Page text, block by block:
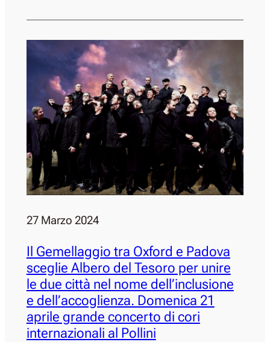
27 Marzo 2024
Il Gemellaggio tra Oxford e Padova
sceglie Albero del Tesoro per unire
le due città nel nome dell’inclusione
e dell’accoglienza. Domenica 21
aprile grande concerto di cori
internazionali al Pollini